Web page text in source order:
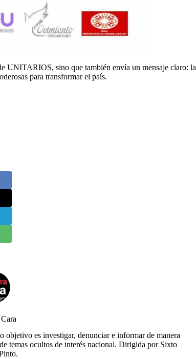
UNITARIOS, sino que también envía un mensaje claro: la
para transformar el país.
es investigar, denunciar e informar de manera
temas ocultos de interés nacional. Dirigida por Sixto